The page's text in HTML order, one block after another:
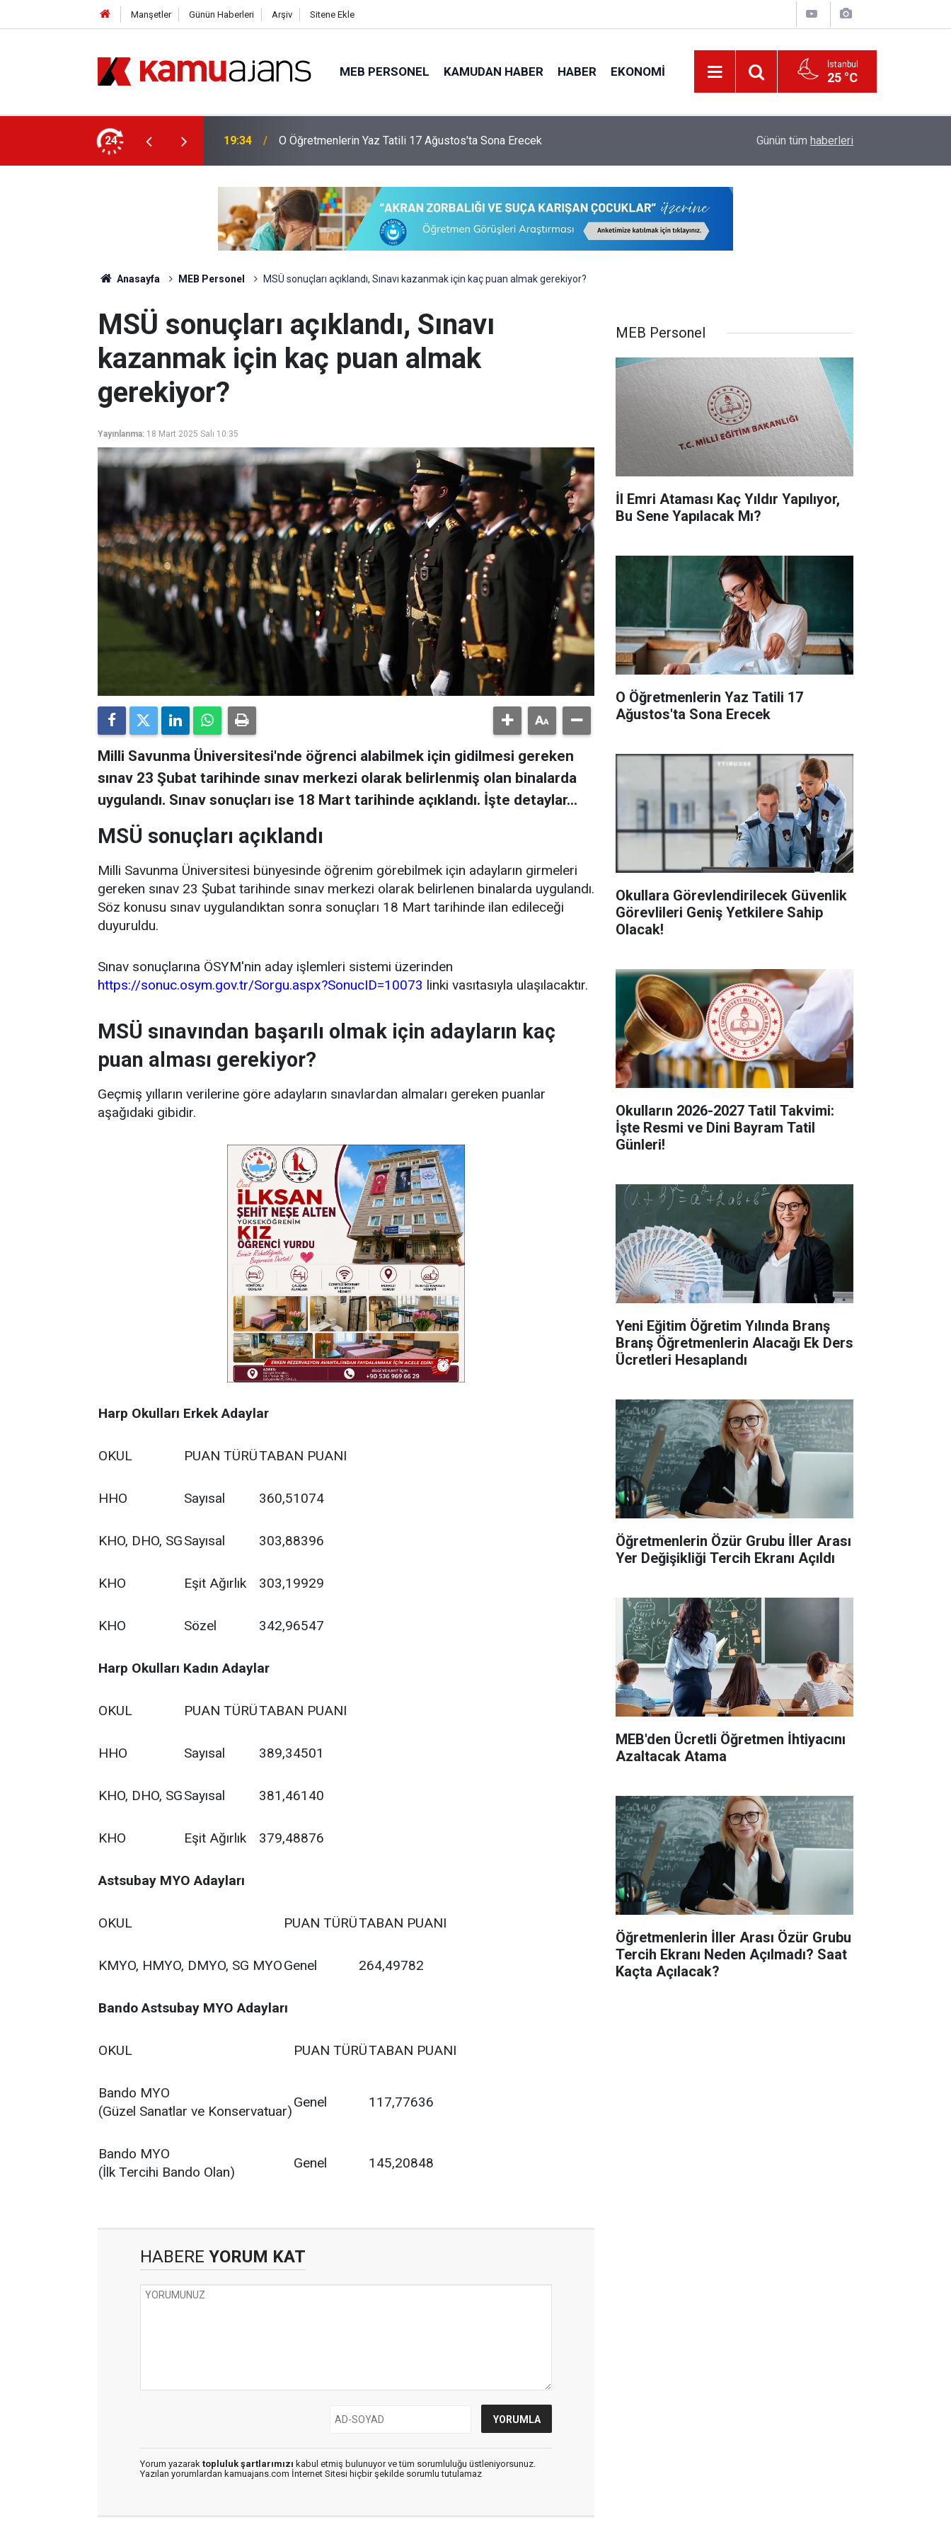
Manşetler Günün Haberleri Arşiv Sitene Ekle
MEB PERSONEL KAMUDAN HABER HABER EKONOMI İstanbul
25 °C
24
Bu Sene Yapılacak Mı? 19:34 O Öğretmenlerin Yaz Tatili 17 Ağustos'ta Sona Erecek İş Bankası'nda Genel Müdür Değişimi!
Günün tüm haberleri
Anasayfa MEB Personel MSÜ sonuçları açıklandı, Sınavı kazanmak için kaç puan almak gerekiyor?
MSÜ sonuçları açıklandı, Sınavı
kazanmak için kaç puan almak
gerekiyor?
Yayınlanma: 18 Mart 2025 Salı 10:35
Milli Savunma Üniversitesi'nde öğrenci alabilmek için gidilmesi gereken
sınav 23 Şubat tarihinde sınav merkezi olarak belirlenmiş olan binalarda
uygulandı. Sınav sonuçları ise 18 Mart tarihinde açıklandı. İşte detaylar...
MSÜ sonuçları açıklandı
Milli Savunma Üniversitesi bünyesinde öğrenim görebilmek için adayların girmeleri
gereken sınav 23 Şubat tarihinde sınav merkezi olarak belirlenen binalarda uygulandı.
Söz konusu sınav uygulandıktan sonra sonuçları 18 Mart tarihinde ilan edileceği
duyuruldu.
Sınav sonuçlarına ÖSYM'nin aday işlemleri sistemi üzerinden
https://sonuc.osym.gov.tr/Sorgu.aspx?SonucID=10073 linki vasıtasıyla ulaşılacaktır.
MSÜ sınavından başarılı olmak için adayların kaç
puan alması gerekiyor?
Geçmiş yılların verilerine göre adayların sınavlardan almaları gereken puanlar
aşağıdaki gibidir.
Harp Okulları Erkek Adaylar
OKUL PUAN TÜRÜTABAN PUANI
HHO Sayısal 360,51074
KHO, DHO, SGSayısal 303,88396
KHO Eşit Ağırlık 303,19929
KHO Sözel 342,96547
Harp Okulları Kadın Adaylar
OKUL PUAN TÜRÜTABAN PUANI
HHO Sayısal 389,34501
KHO, DHO, SGSayısal 381,46140
KHO Eşit Ağırlık 379,48876
Astsubay MYO Adayları
OKUL PUAN TÜRÜTABAN PUANI
KMYO, HMYO, DMYO, SG MYOGenel 264,49782
Bando Astsubay MYO Adayları
OKUL PUAN TÜRÜTABAN PUANI
Bando MYO
(Güzel Sanatlar ve Konservatuar)
Genel 117,77636
Bando MYO
(İlk Tercihi Bando Olan)
Genel 145,20848
HABERE YORUM KAT
Yorum yazarak topluluk şartlarımızı kabul etmiş bulunuyor ve tüm sorumluluğu üstleniyorsunuz.
Yazılan yorumlardan kamuajans.com İnternet Sitesi hiçbir şekilde sorumlu tutulamaz
MEB Personel
İl Emri Ataması Kaç Yıldır Yapılıyor,
Bu Sene Yapılacak Mı?
O Öğretmenlerin Yaz Tatili 17
Ağustos'ta Sona Erecek
Okullara Görevlendirilecek Güvenlik
Görevlileri Geniş Yetkilere Sahip
Olacak!
Okulların 2026-2027 Tatil Takvimi:
İşte Resmi ve Dini Bayram Tatil
Günleri!
Yeni Eğitim Öğretim Yılında Branş
Branş Öğretmenlerin Alacağı Ek Ders
Ücretleri Hesaplandı
Öğretmenlerin Özür Grubu İller Arası
Yer Değişikliği Tercih Ekranı Açıldı
MEB'den Ücretli Öğretmen İhtiyacını
Azaltacak Atama
Öğretmenlerin İller Arası Özür Grubu
Tercih Ekranı Neden Açılmadı? Saat
Kaçta Açılacak?